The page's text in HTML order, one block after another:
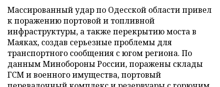
Массированный удар по Одесской области привел
к поражению портовой и топливной
инфраструктуры, а также перекрытию моста в
Маяках, создав серьезные проблемы для
транспортного сообщения с югом региона. По
данным Минобороны России, поражены склады
ГСМ и военного имущества, портовый